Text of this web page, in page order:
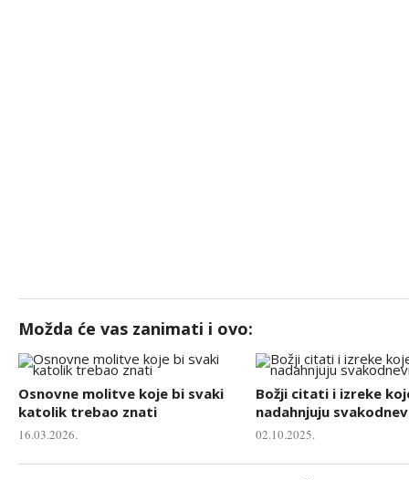
Možda će vas zanimati i ovo:
Osnovne molitve koje bi svaki
katolik trebao znati
16.03.2026.
Božji citati i izreke
nadahnjuju
02.10.2025.